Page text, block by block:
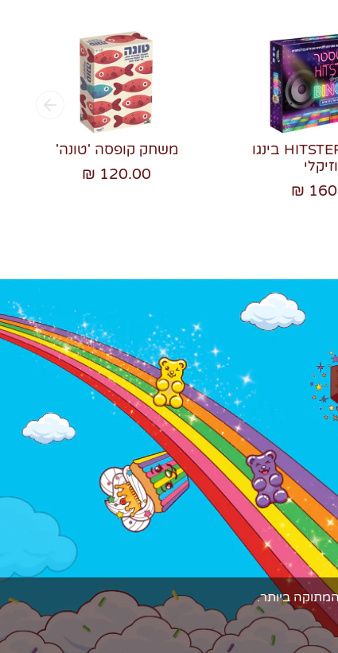
משחק קופסה 'טונה'
120.00 ₪
היטסטר HITSTER בינגו